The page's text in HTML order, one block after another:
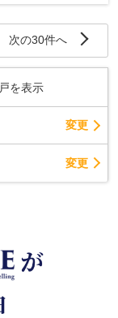
次の30件へ
戸を表示
変更
変更